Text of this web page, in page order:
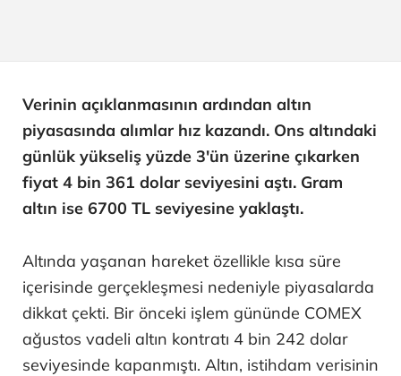
Verinin açıklanmasının ardından altın
piyasasında alımlar hız kazandı. Ons altındaki
günlük yükseliş yüzde 3'ün üzerine çıkarken
fiyat 4 bin 361 dolar seviyesini aştı. Gram
altın ise 6700 TL seviyesine yaklaştı.
Altında yaşanan hareket özellikle kısa süre
içerisinde gerçekleşmesi nedeniyle piyasalarda
dikkat çekti. Bir önceki işlem gününde COMEX
ağustos vadeli altın kontratı 4 bin 242 dolar
seviyesinde kapanmıştı. Altın, istihdam verisinin